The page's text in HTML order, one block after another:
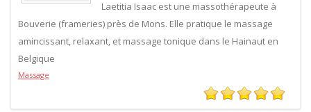
Laetitia Isaac est une massothérapeute à
Bouverie (frameries) près de Mons. Elle pratique le massage
amincissant, relaxant, et massage tonique dans le Hainaut en
Belgique
Massage